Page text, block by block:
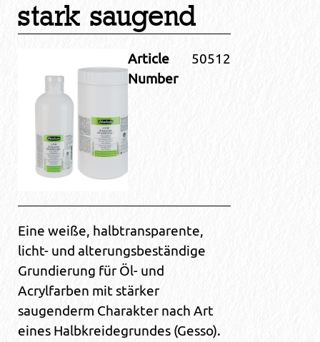
stark saugend
Article
Number
50512
Eine weiße, halbtransparente,
licht- und alterungsbeständige
Grundierung für Öl- und
Acrylfarben mit stärker
saugenderm Charakter nach Art
eines Halbkreidegrundes (Gesso).